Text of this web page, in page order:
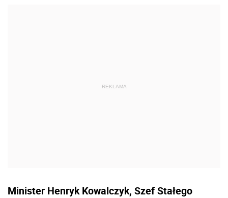
Minister Henryk Kowalczyk, Szef Stałego